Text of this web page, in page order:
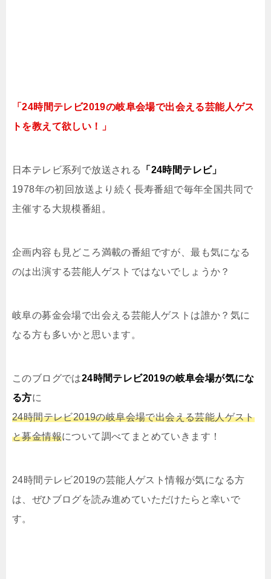
「24時間テレビ2019の岐阜会場で出会える芸能人ゲス
トを教えて欲しい！」
日本テレビ系列で放送される
「24時間テレビ」
1978年の初回放送より続く長寿番組で毎年全国共同で
主催する大規模番組。
企画内容も見どころ満載の番組ですが、最も気になる
のは出演する芸能人ゲストではないでしょうか？
岐阜の募金会場で出会える芸能人ゲストは誰か？気に
なる方も多いかと思います。
このブログでは24時間テレビ2019の岐阜会場が気にな
る方に
24時間テレビ2019の岐阜会場で出会える芸能人ゲスト
と募金情報について調べてまとめていきます！
24時間テレビ2019の芸能人ゲスト情報が気になる方
は、ぜひブログを読み進めていただけたらと幸いで
す。